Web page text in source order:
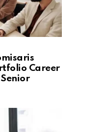
Career